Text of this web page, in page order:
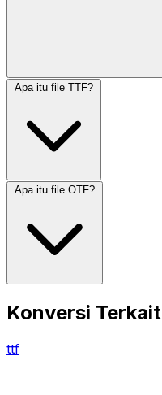
Apa itu file TTF?
Apa itu file OTF?
Konversi Terkait
ttf